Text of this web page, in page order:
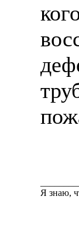
Я знаю,